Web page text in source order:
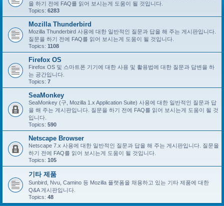
을 하기 전에 FAQ를 읽어 보시는게 도움이 될 것입니다.
Topics: 6283
Mozilla Thunderbird
Mozilla Thunderbird 사용에 대한 일반적인 질문과 답을 해 주는 게시판입니다.
질문을 하기 전에 FAQ를 읽어 보시는게 도움이 될 것입니다.
Topics: 1108
Firefox OS
Firefox OS 및 스마트폰 기기에 대한 사용 및 활용법에 대한 질문과 답변을 하
는 공간입니다.
Topics: 7
SeaMonkey
SeaMonkey (구, Mozilla 1.x Application Suite) 사용에 대한 일반적인 질문과 답
을 해 주는 게시판입니다. 질문을 하기 전에 FAQ를 읽어 보시는게 도움이 될 것
입니다.
Topics: 590
Netscape Browser
Netscape 7.x 사용에 대한 일반적인 질문과 답을 해 주는 게시판입니다. 질문을
하기 전에 FAQ를 읽어 보시는게 도움이 될 것입니다.
Topics: 105
기타 제품
Sunbird, Nvu, Camino 등 Mozilla 플랫폼을 채용하고 있는 기타 제품에 대한
Q&A 게시판입니다.
Topics: 48